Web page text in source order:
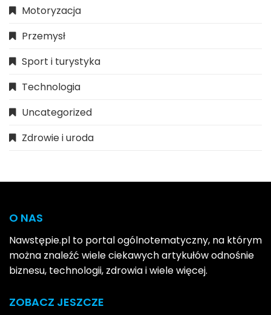
Motoryzacja
Przemysł
Sport i turystyka
Technologia
Uncategorized
Zdrowie i uroda
O NAS
Nawstępie.pl to portal ogólnotematyczny, na którym
można znaleźć wiele ciekawych artykułów odnośnie
biznesu, technologii, zdrowia i wiele więcej.
ZOBACZ JESZCZE